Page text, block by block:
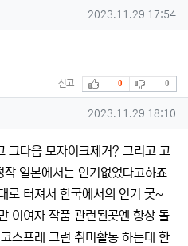
작성일
2023.11.29 17:54
신고 추천
0 비추천
0
작성일
2023.11.29 18:10
그다음 모자이크제거? 그리고 고
일본에서는 인기없었다고하죠
로 터져서 한국에서의 인기 굿~
이여자 작품 관련된곳엔 항상 돌
스프레 그런 취미활동 하는데 한